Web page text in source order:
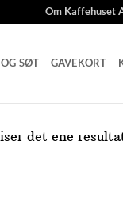
Om Kaffehuset
SØT GAVEKORT
det ene